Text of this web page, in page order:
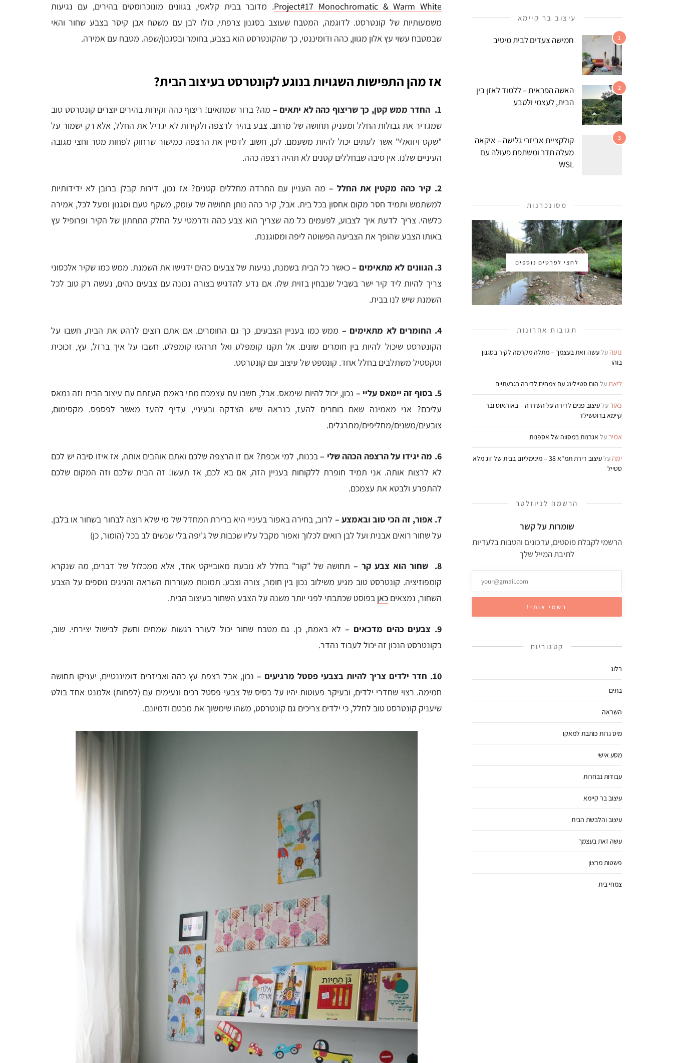
Project#17 Monochromatic & Warm White. מדובר בבית קלאסי, בגוונים מונוכרומטים בהירים, עם נגיעות
משמעותיות של קונטרסט. לדוגמה, המטבח שעוצב בסגנון צרפתי, כולו לבן עם משטח אבן קיסר בצבע שחור והאי
שבמטבח עשוי עץ אלון מגוון, כהה ודומיננטי, כך שהקונטרסט הוא בצבע, בחומר ובסגנון/שפה. מטבח עם אמירה.
אז מהן התפישות השגויות בנוגע לקונטרסט בעיצוב הבית?
1. החדר ממש קטן, כך שריצוף כהה לא יתאים –
מה? ברור שמתאים! ריצוף כהה וקירות בהירים יוצרים קונטרסט טוב
שמגדיר את גבולות החלל ומעניק תחושה של מרחב. צבע בהיר לרצפה ולקירות לא יגדיל את החלל, אלא רק ישמור על
"שקט ויזואלי" אשר לעתים יכול להיות משעמם. לכן, חשוב לדמיין את הרצפה כמישור שרחוק לפחות מטר וחצי מגובה
העיניים שלנו. אין סיבה שבחללים קטנים לא תהיה רצפה כהה.
2. קיר כהה מקטין את החלל –
מה העניין עם החרדה מחללים קטנים? אז נכון, דירות קבלן ברובן לא ידידותיות
למשתמש ותמיד חסר מקום אחסון בכל בית. אבל, קיר כהה נותן תחושה של עומק, משקף טעם וסגנון ומעל לכל, אמירה
כלשהי. צריך לדעת איך לצבוע, לפעמים כל מה שצריך הוא צבע כהה ודרמטי על החלק התחתון של הקיר ופרופיל עץ
באותו הצבע שהופך את הצביעה הפשוטה ליפה ומסוגננת.
3. הגוונים לא מתאימים –
כאשר כל הבית בשמנת, נגיעות של צבעים כהים ידגישו את השמנת. ממש כמו שקיר אלכסוני
צריך להיות ליד קיר ישר בשביל שנבחין בזוית שלו. אם נדע להדגיש בצורה נכונה עם צבעים כהים, נעשה רק טוב לכל
השמנת שיש לנו בבית.
4. החומרים לא מתאימים –
ממש כמו בעניין הצבעים, כך גם החומרים. אם אתם רוצים לרהט את הבית, חשבו על
הקונטרסט שיכול להיות בין חומרים שונים. אל תקנו קומפלט ואל תרהטו קומפלט. חשבו על איך ברזל, עץ, זכוכית
וטקסטיל משתלבים בחלל אחד. קונספט של עיצוב עם קונטרסט.
5. בסוף זה יימאס עליי –
נכון, יכול להיות שימאס. אבל, חשבו עם עצמכם מתי באמת העזתם עם עיצוב הבית וזה נמאס
עליכם? אני מאמינה שאם בוחרים להעז, כנראה שיש הצדקה ובעיניי, עדיף להעז מאשר לפספס. מקסימום,
צובעים/משנים/מחליפים/מתרגלים.
6. מה יגידו על הרצפה הכהה שלי –
בכנות, למי אכפת? אם זו הרצפה שלכם ואתם אוהבים אותה, אז איזו סיבה יש לכם
לא לרצות אותה. אני תמיד חופרת ללקוחות בעניין הזה, אם בא לכם, אז תעשו! זה הבית שלכם וזה המקום שלכם
להתפרע ולבטא את עצמכם.
7. אפור, זה הכי טוב ובאמצע –
לרוב, בחירה באפור בעיניי היא ברירת המחדל של מי שלא רוצה לבחור בשחור או בלבן.
על שחור רואים אבנית ועל לבן רואים לכלוך ואפור מקבל עליו שכבות של ג'יפה בלי שנשים לב בכל (הומור, כן)
8. שחור הוא צבע קר –
תחושה של "קור" בחלל לא נובעת מאובייקט אחד, אלא ממכלול של דברים, מה שנקרא
קומפוזיציה. קונטרסט טוב מגיע משילוב נכון בין חומר, צורה וצבע. תמונות מעוררות השראה והגיגים נוספים על הצבע
השחור, נמצאים כאן בפוסט שכתבתי לפני יותר משנה על הצבע השחור בעיצוב הבית.
9. צבעים כהים מדכאים –
לא באמת, כן. גם מטבח שחור יכול לעורר רגשות שמחים וחשק לבישול יצירתי. שוב,
בקונטרסט הנכון זה יכול לעבוד נהדר.
10. חדר ילדים צריך להיות בצבעי פסטל מרגיעים –
נכון, אבל רצפת עץ כהה ואביזרים דומיננטיים, יעניקו תחושה
חמימה. רצוי שחדרי ילדים, ובעיקר פעוטות יהיו על בסיס של צבעי פסטל רכים ונעימים עם (לפחות) אלמנט אחד בולט
שיעניק קונטרסט טוב לחלל, כי ילדים צריכים גם קונטרסט, משהו שימשוך את מבטם ודמיונם.
עיצוב בר קיימא
1 חמישה צעדים לבית מיטיב
2
האשה הפראית – ללמוד לאזן בין
הבית, לעצמי ולטבע
3
קולקציית אביזרי גלישה – איקאה
מעלה תדר ומשתפת פעולה עם
WSL
מסונכרנות
לחצי לפרטים נוספים
תגובות אחרונות
נועה עלעשה זאת בעצמך – מתלה מקרמה לקיר בסגנון
בוהו
ליאתעל הום סטיילינג עם צמחים לדירה בגבעתיים
נאורעלעיצוב פנים לדירה על השדרה – באוהאוס ובר
קיימא ברוטשילד
אמירעל אגרנות במסווה של אספנות
ימה על
עיצוב דירת תמ"א 38 – מינימליזם בבית של זוג מלא
סטייל
הרשמה לניוזלטר
שומרות על קשר
הרשמי לקבלת פוסטים, עדכונים והטבות בלעדיות
לתיבת המייל שלך
קטגוריות
בלוג
בתים
השראה
מיס גרות כותבת למאקו
מסע אישי
עבודות נבחרות
עיצוב בר קיימא
עיצוב והלבשת הבית
עשה זאת בעצמך
פשטות מרצון
צמחי בית